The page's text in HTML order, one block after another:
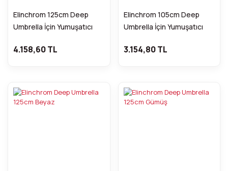
Elinchrom 125cm Deep
Umbrella İçin Yumuşatıcı
4.158,60 TL
Elinchrom 105cm Deep
Umbrella İçin Yumuşatıcı
3.154,80 TL